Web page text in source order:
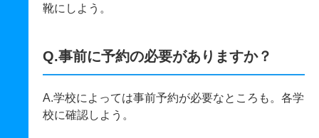
靴にしよう。
Q.事前に予約の必要がありますか？
A.学校によっては事前予約が必要なところも。各学
校に確認しよう。